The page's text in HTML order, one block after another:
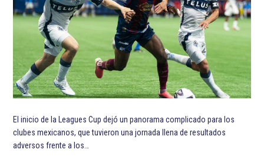
El inicio de la Leagues Cup dejó un panorama complicado para los
clubes mexicanos, que tuvieron una jornada llena de resultados
adversos frente a los…